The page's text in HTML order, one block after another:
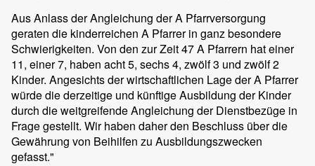
Aus Anlass der Angleichung der A Pfarrversorgung
geraten die kinderreichen A Pfarrer in ganz besondere
Schwierigkeiten. Von den zur Zeit 47 A Pfarrern hat einer
11, einer 7, haben acht 5, sechs 4, zwölf 3 und zwölf 2
Kinder. Angesichts der wirtschaftlichen Lage der A Pfarrer
würde die derzeitige und künftige Ausbildung der Kinder
durch die weitgreifende Angleichung der Dienstbezüge in
Frage gestellt. Wir haben daher den Beschluss über die
Gewährung von Beihilfen zu Ausbildungszwecken
gefasst."